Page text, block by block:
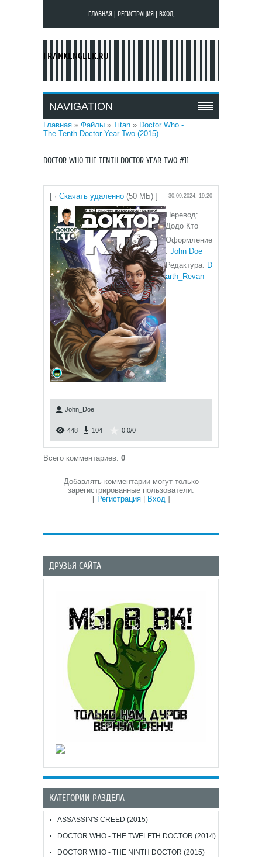
ГЛАВНАЯ РЕГИСТРАЦИЯ ВХОД
FRANKENGEEK.RU
NAVIGATION
Главная » Файлы » Titan » Doctor Who -
The Tenth Doctor Year Two (2015)
DOCTOR WHO THE TENTH DOCTOR YEAR TWO #11
[ · Скачать удаленно (50 МБ) ] 30.09.2024, 19:20
Перевод:
Додо Кто
Оформление
: John Doe
Редактура: D
arth_Revan
John_Doe
448 104 0.0/0
Всего комментариев: 0
Добавлять комментарии могут только
зарегистрированные пользователи.
[ Регистрация| Вход]
ДРУЗЬЯ САЙТА
КАТЕГОРИИ РАЗДЕЛА
ASSASSIN'S CREED (2015)
DOCTOR WHO - THE TWELFTH DOCTOR (2014)
DOCTOR WHO - THE NINTH DOCTOR (2015)